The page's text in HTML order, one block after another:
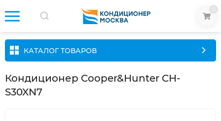
КАТАЛОГ ТОВАРОВ
Кондиционер Cooper&Hunter CH-
S30XN7